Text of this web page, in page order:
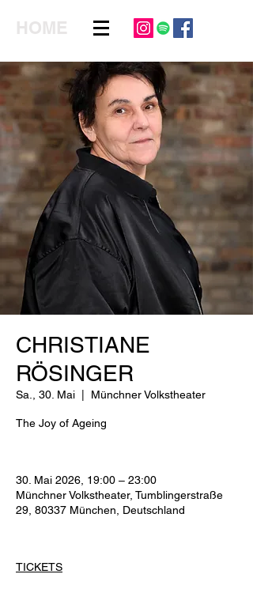
HOME
CHRISTIANE
RÖSINGER
Sa., 30. Mai Münchner Volkstheater
The Joy of Ageing
30. Mai 2026, 19:00 – 23:00
Münchner Volkstheater, Tumblingerstraße
29, 80337 München, Deutschland
TICKETS